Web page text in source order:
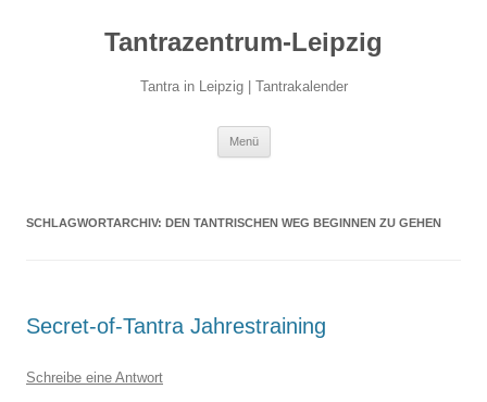
Tantrazentrum-Leipzig
Tantra in Leipzig | Tantrakalender
Menü
SCHLAGWORTARCHIV: DEN TANTRISCHEN WEG BEGINNEN ZU GEHEN
Secret-of-Tantra Jahrestraining
Schreibe eine Antwort